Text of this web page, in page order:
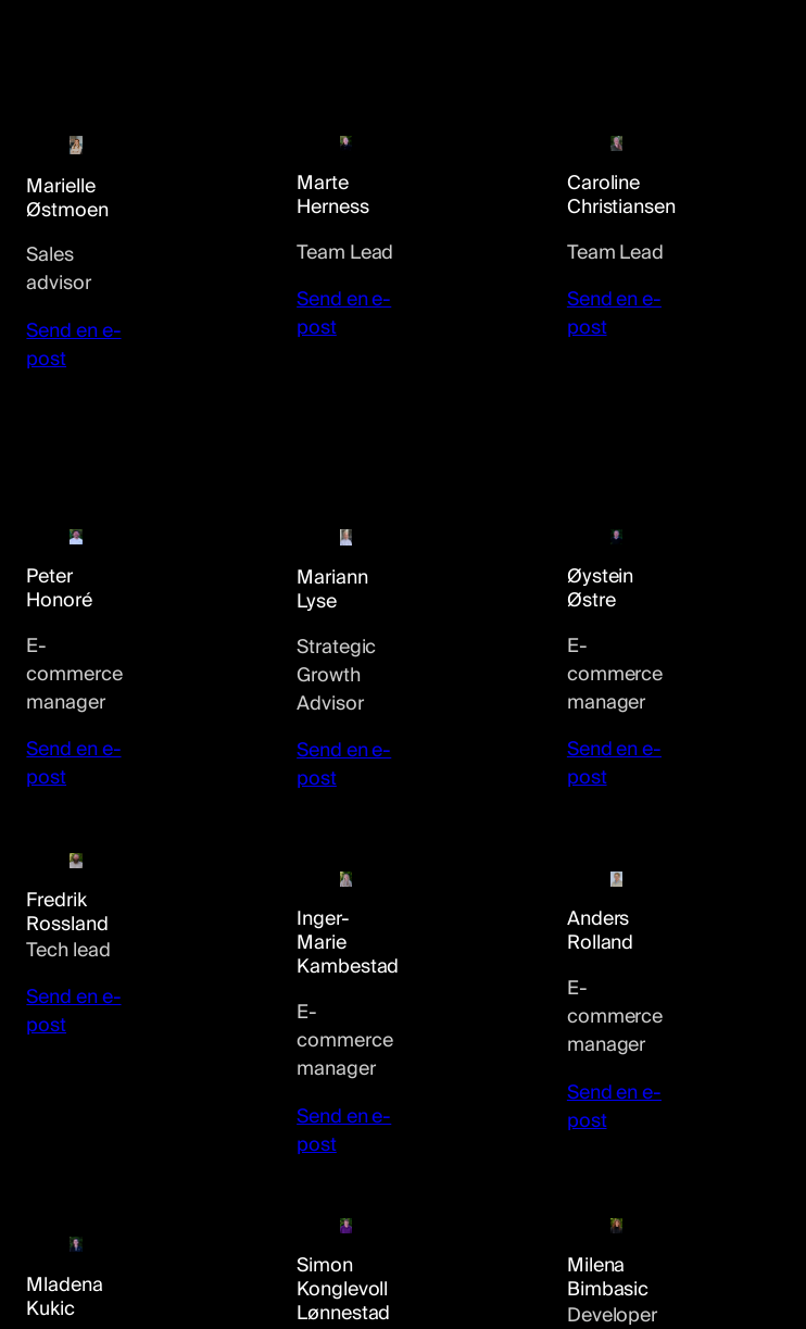
Marielle
Østmoen
Sales
advisor
Send en e-
post
Marte
Herness
Team Lead
Send en e-
post
Caroline
Christiansen
Team Lead
Send en e-
post
Peter
Honoré
E-
commerce
manager
Send en e-
post
Mariann
Lyse
Strategic
Growth
Advisor
Send en e-
post
Øystein
Østre
E-
commerce
manager
Send en e-
post
Fredrik
Rossland
Tech lead
Send en e-
post
Inger-
Marie
Kambestad
E-
commerce
manager
Send en e-
post
Anders
Rolland
E-
commerce
manager
Send en e-
post
Mladena
Kukic
Simon
Konglevoll
Lønnestad
Milena
Bimbasic
Developer